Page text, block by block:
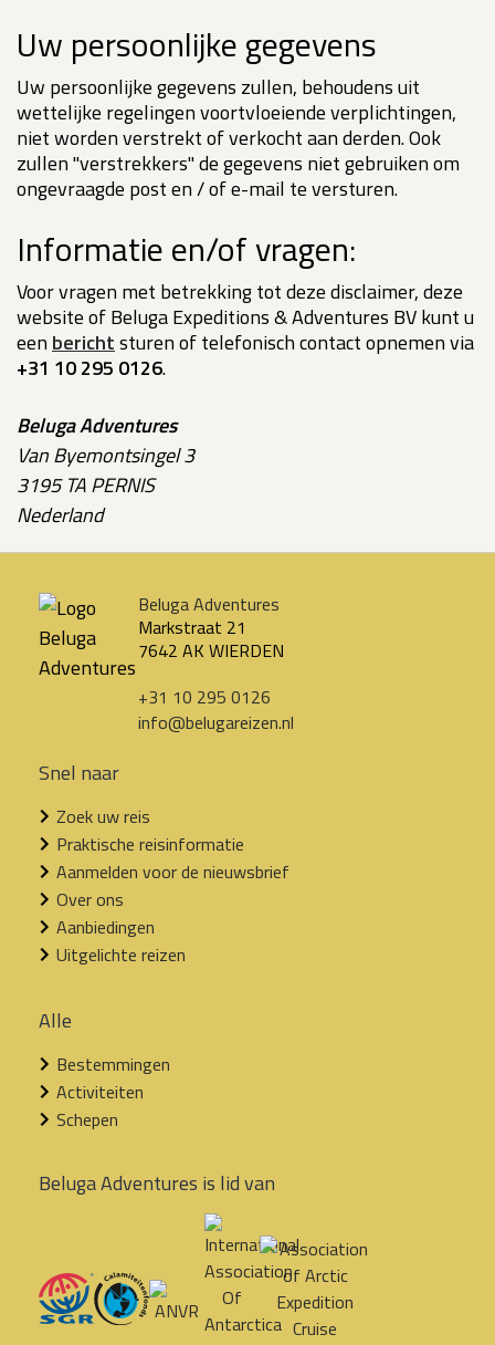
Uw persoonlijke gegevens
Uw persoonlijke gegevens zullen, behoudens uit
wettelijke regelingen voortvloeiende verplichtingen,
niet worden verstrekt of verkocht aan derden. Ook
zullen "verstrekkers" de gegevens niet gebruiken om
ongevraagde post en / of e-mail te versturen.
Informatie en/of vragen:
Voor vragen met betrekking tot deze disclaimer, deze
website of Beluga Expeditions & Adventures BV kunt u
een berichtsturen of telefonisch contact opnemen via
+31 10 295 0126.
Beluga Adventures
Van Byemontsingel 3
3195 TA PERNIS
Nederland
Beluga Adventures
Markstraat 21
7642 AK WIERDEN
+31 10 295 0126
info@belugareizen.nl
Snel naar
Zoek uw reis
Praktische reisinformatie
Aanmelden voor de nieuwsbrief
Over ons
Aanbiedingen
Uitgelichte reizen
Alle
Bestemmingen
Activiteiten
Schepen
Beluga Adventures is lid van